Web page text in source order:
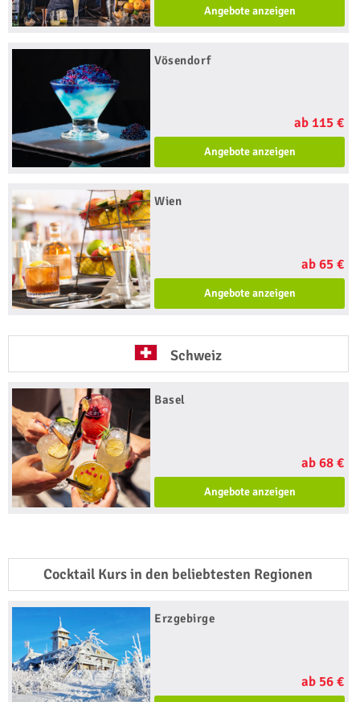
Angebote anzeigen
Vösendorf
ab 115 €
Angebote anzeigen
Wien
ab 65 €
Angebote anzeigen
Schweiz
Basel
ab 68 €
Angebote anzeigen
Cocktail Kurs in den beliebtesten Regionen
Erzgebirge
ab 56 €